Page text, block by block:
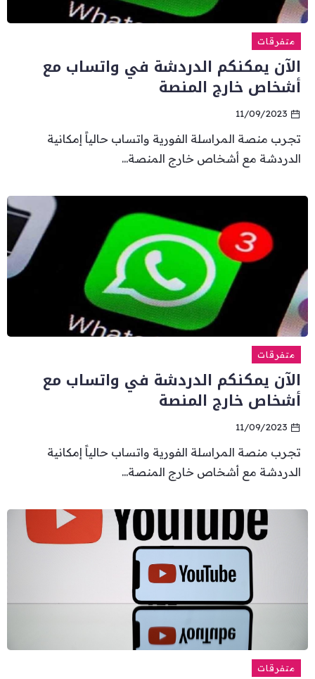
متفرقات
الآن يمكنكم الدردشة في واتساب مع
أشخاص خارج المنصة
11/09/2023
تجرب منصة المراسلة الفورية واتساب حالياً إمكانية
الدردشة مع أشخاص خارج المنصة...
متفرقات
الآن يمكنكم الدردشة في واتساب مع
أشخاص خارج المنصة
11/09/2023
تجرب منصة المراسلة الفورية واتساب حالياً إمكانية
الدردشة مع أشخاص خارج المنصة...
متفرقات